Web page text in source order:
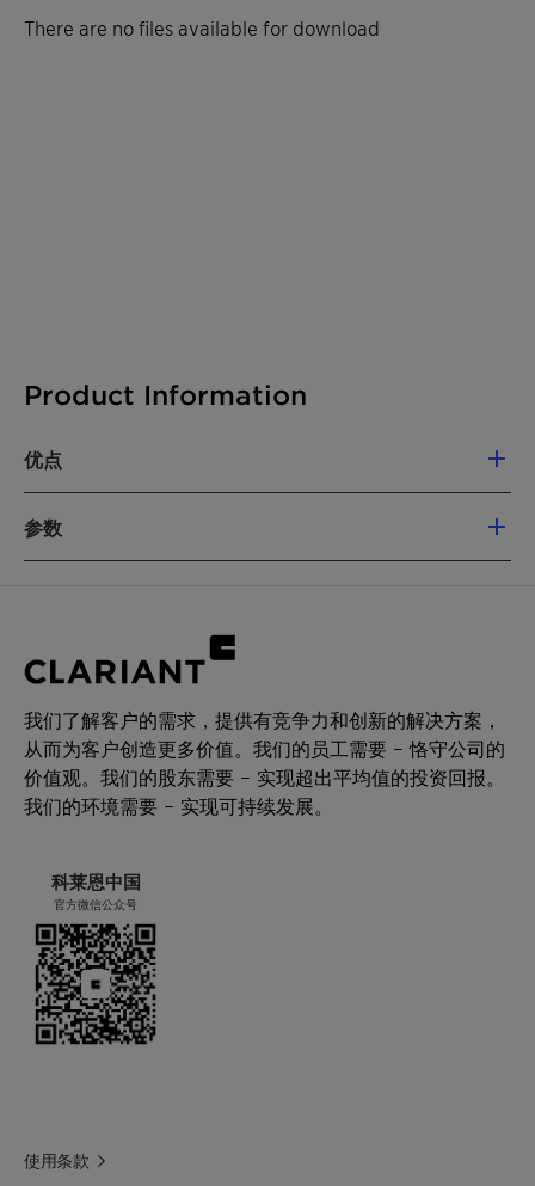
Product Information
优点
该催化剂还可通过提高氨氧化过程的效率，
只需很少或无需工程调整
优化设计的催化剂形状，压降很低
高机械强度：商业运行中极为稳固
参数
尺寸 6.6 x 4.5 mm
形状 3孔形
There are no files available for download
我们了解客户的需求，提供有竞争力和创新的解决方案，
从而为客户创造更多价值。我们的员工需要 – 恪守公司的
价值观。我们的股东需要 – 实现超出平均值的投资回报。
我们的环境需要 – 实现可持续发展。
科莱恩中国
官方微信公众号
使用条款